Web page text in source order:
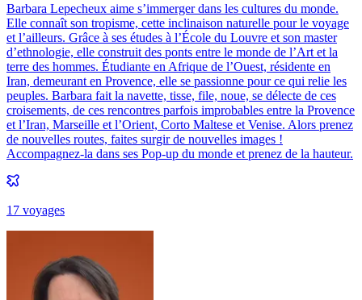
Barbara Lepecheux aime s’immerger dans les cultures du monde.
Elle connaît son tropisme, cette inclinaison naturelle pour le voyage
et l’ailleurs. Grâce à ses études à l’École du Louvre et son master
d’ethnologie, elle construit des ponts entre le monde de l’Art et la
terre des hommes. Étudiante en Afrique de l’Ouest, résidente en
Iran, demeurant en Provence, elle se passionne pour ce qui relie les
peuples. Barbara fait la navette, tisse, file, noue, se délecte de ces
croisements, de ces rencontres parfois improbables entre la Provence
et l’Iran, Marseille et l’Orient, Corto Maltese et Venise. Alors prenez
de nouvelles routes, faites surgir de nouvelles images !
Accompagnez-la dans ses Pop-up du monde et prenez de la hauteur.
17 voyages